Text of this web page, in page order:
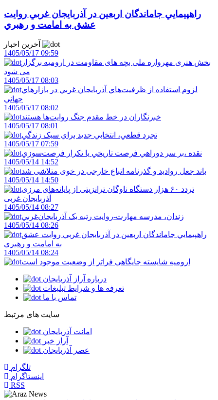
راهپيمايي جاماندگان اربعين در آذربايجان غربي روايت
عشق به امامت و رهبري
1405/05/17 09:59
بخش هنری مهرواره ملی بچه های مقاومت در ارومیه برگزار
می شود
1405/05/17 08:03
لزوم استفاده از ظرفيت‌هاي آذربايجان غربي در بازارهاي
جهاني
1405/05/17 08:02
خبرنگاران در خط مقدم جنگ روايت‌ها هستند
1405/05/17 08:01
تجرد قطعي، انتخابي جديد براي سبک زندگي
1405/05/17 07:59
نقده ،بر سر دوراهي فرصت تاريخي يا تکرار فرصت‌سوزي
1405/05/14 14:52
باند جعل روادید و گذرنامه اتباع خارجی در خوی متلاشی شد
1405/05/14 14:50
تردد ۶۰ هزار دستگاه ناوگان ترانزیتی از پایانه‌های مرزی
آذربایجان ‌غربی
1405/05/14 08:27
زندان، مدرسه مهارت-روايت رتبه يک آذربايجان‌غربي
1405/05/14 08:26
راهپيمايي جاماندگان اربعين در آذربايجان غربي روايت عشق
به امامت و رهبري
1405/05/14 08:24
اروميه شايسته جايگاهي فراتر از وضعيت موجود است
درباره آراز آذربایجان
تعرفه ها و شرایط تبلیغات
تماس با ما
سایت های مرتبط
امانت آذربایجان
آراز خبر
عصر آذربایجان
تلگرام
اینستاگرام
RSS